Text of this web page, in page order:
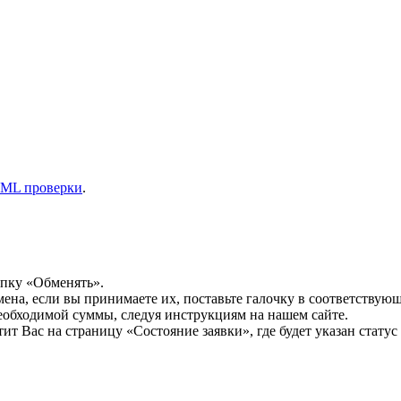
проверки.
«Обменять».
если вы принимаете их, поставьте галочку в
суммы, следуя инструкциям на нашем сайте.
Вас на страницу «Состояние заявки», где будет указан